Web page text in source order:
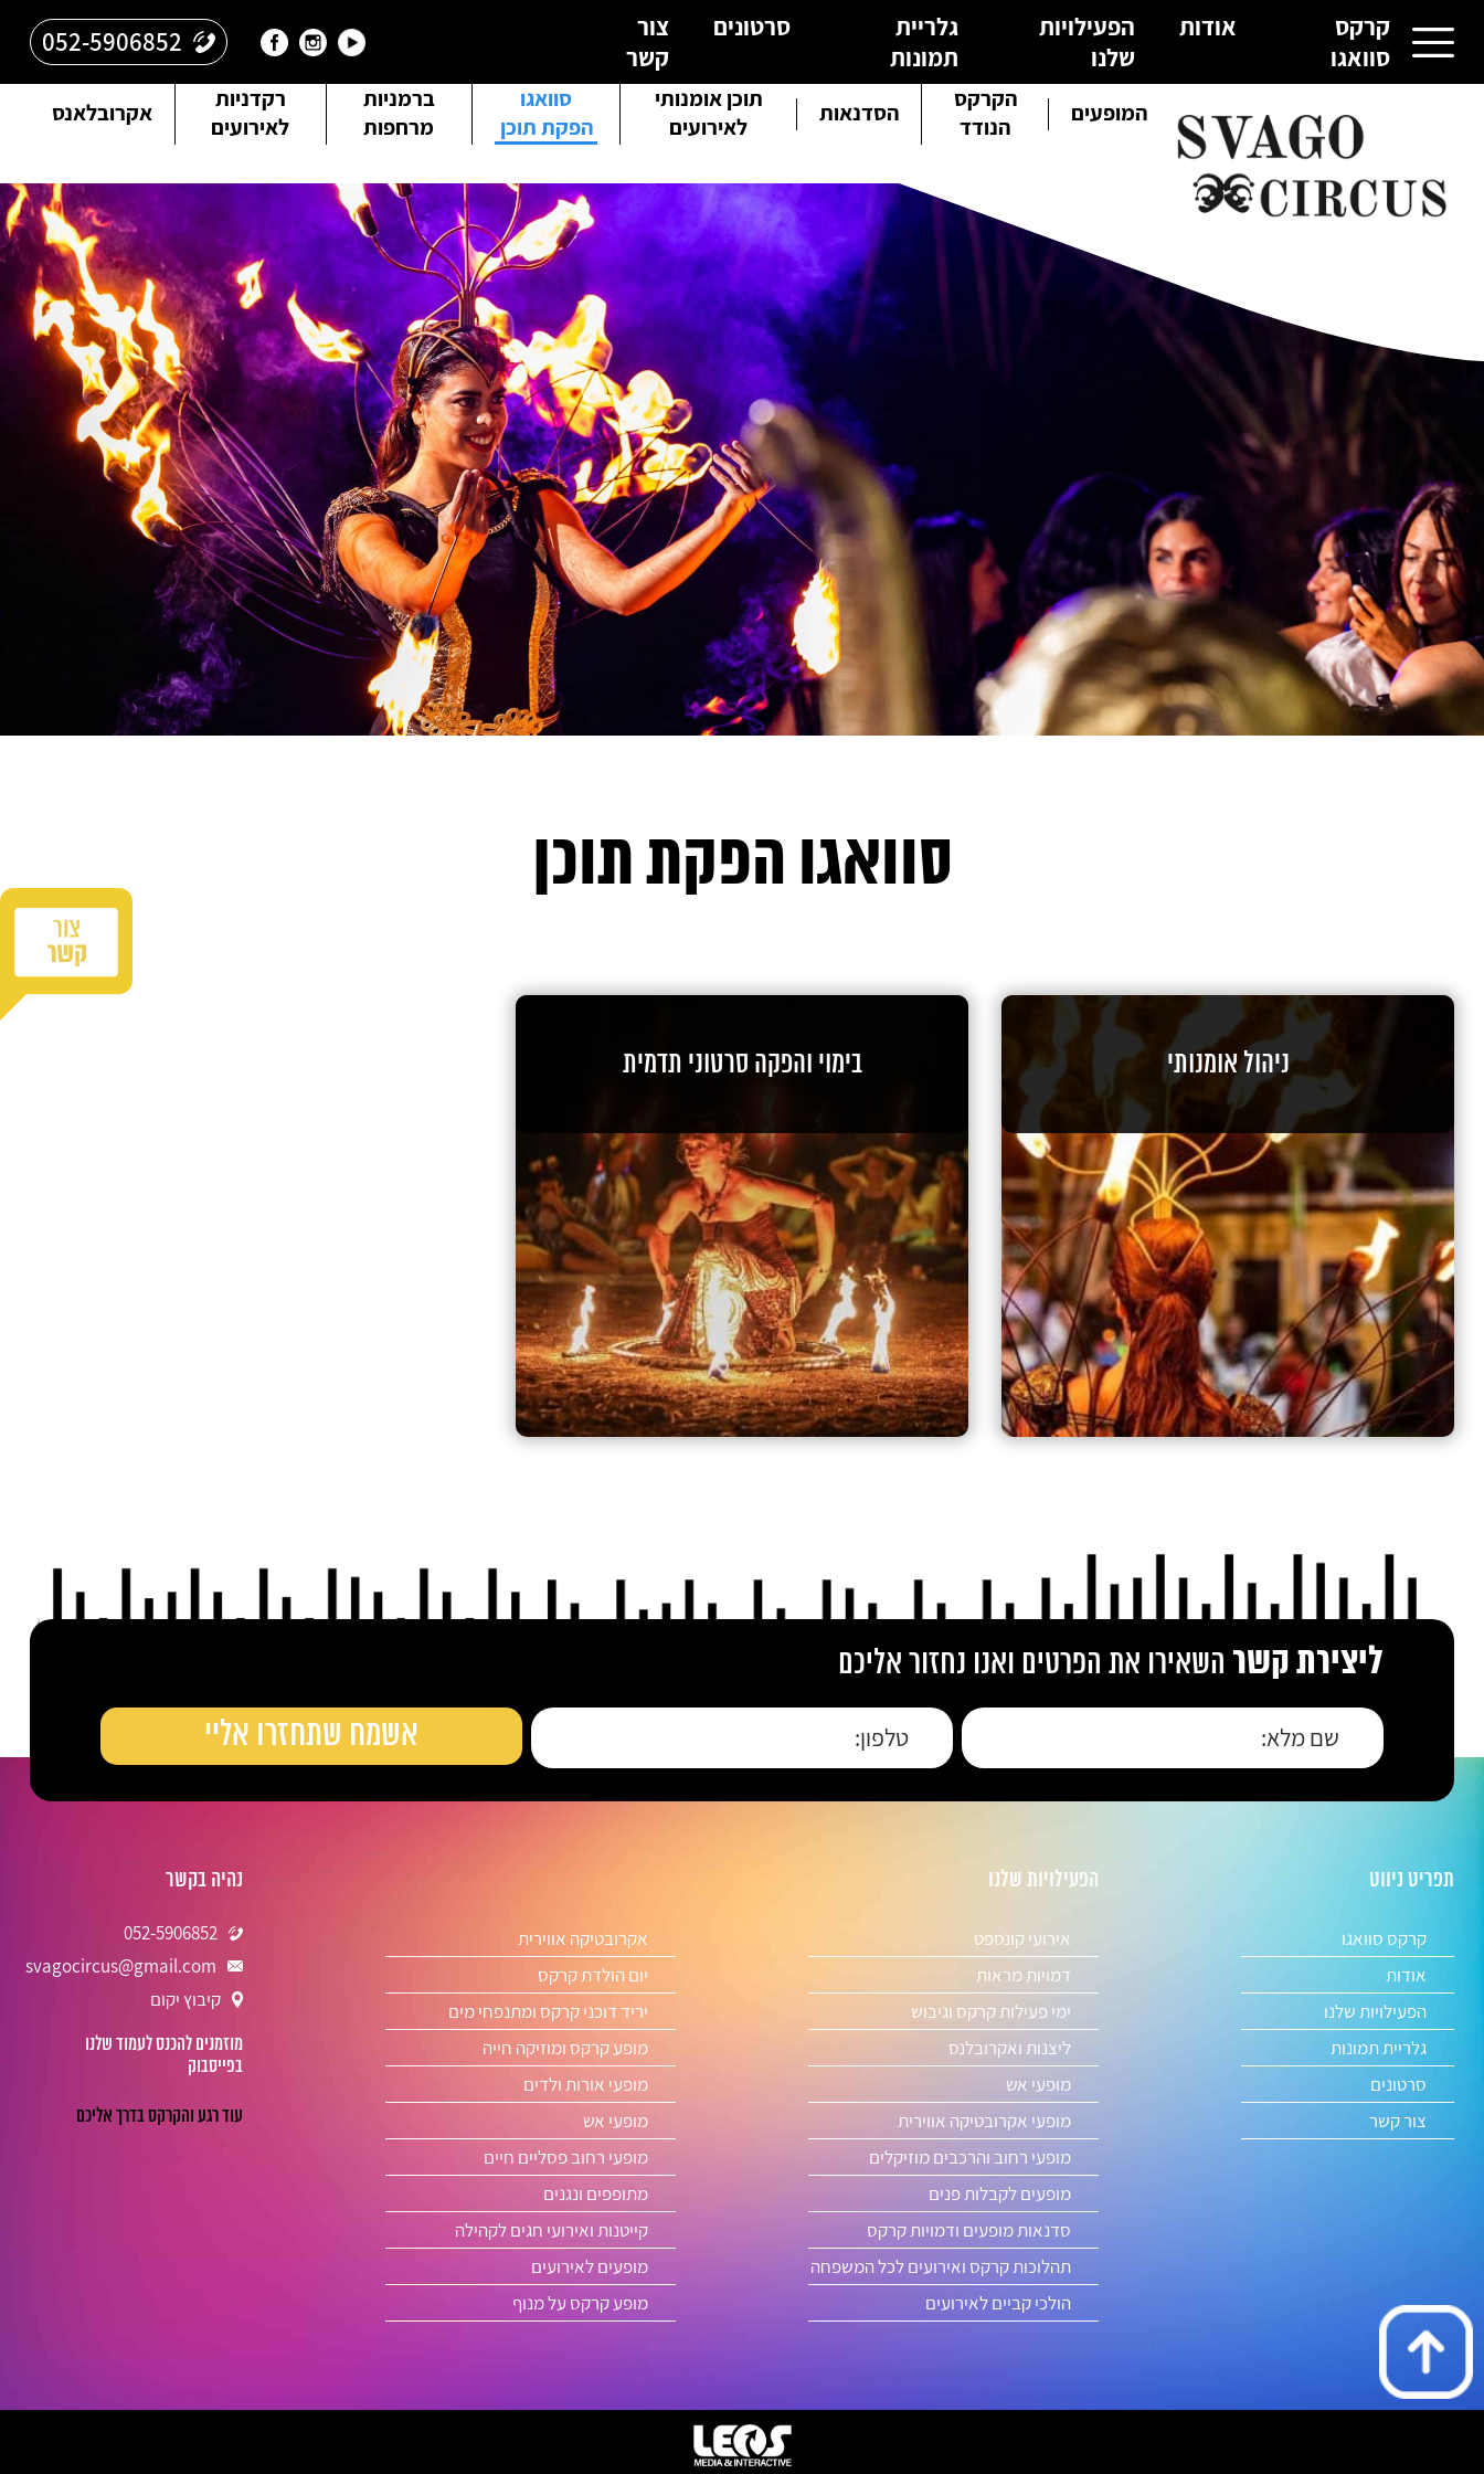
אודות
הפעילויות שלנו
קרקס
סוואגו
אודות
הפעילויות
שלנו
גלריית
תמונות
סרטונים
צור
קשר
052-5906852
המופעים
הקרקס
הנודד
הסדנאות
תוכן אומנותי
לאירועים
סוואגו
הפקת תוכן
ברמניות
מרחפות
רקדניות
לאירועים
אקרובלאנס
סוואגו הפקת תוכן
ניהול אומנותי בימוי והפקה סרטוני תדמית
ליצירת קשר השאירו את הפרטים ואנו נחזור אליכם
תפריט ניווט
קרקס סוואגו
אודות
הפעילויות שלנו
גלריית תמונות
סרטונים
צור קשר
הפעילויות שלנו
אירועי קונספט
אקרובטיקה אווירית
דמויות מראות
יום הולדת קרקס
ימי פעילות קרקס וגיבוש
יריד דוכני קרקס ומתנפחי מים
ליצנות ואקרובלנס
מופע קרקס ומוזיקה חייה
מופעי אש
מופעי אורות ולדים
מופעי אקרובטיקה אווירית
מופעי אש
מופעי רחוב והרכבים מוזיקלים
מופעי רחוב פסליים חיים
מופעים לקבלות פנים
מתופפים ונגנים
סדנאות מופעים ודמויות קרקס
קייטנות ואירועי חגים לקהילה
תהלוכות קרקס ואירועים לכל המשפחה
מופעים לאירועים
הולכי קביים לאירועים
מופע קרקס על מנוף
נהיה בקשר
052-5906852
svagocircus@gmail.com
קיבוץ יקום
מוזמנים להכנס לעמוד שלנו
בפייסבוק